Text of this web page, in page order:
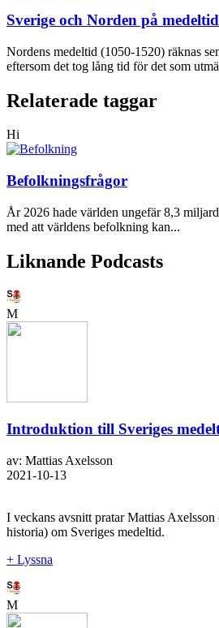
Sverige och Norden på
Nordens medeltid (1050-1520) räknas
eftersom det tog lång tid för det som
Relaterade taggar
Hi
Befolkningsfrågor
År 2026 hade världen ungefär 8,3
med att världens befolkning kan...
Liknande Podcasts
M
Introduktion till Sveriges
av: Mattias Axelsson
2021-10-13
I veckans avsnitt pratar Mattias
historia) om Sveriges medeltid.
+ Lyssna
M